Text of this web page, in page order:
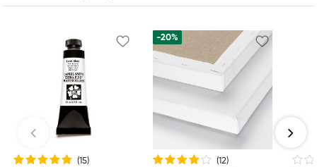
info@Faber-Castell.de
(15)
-20%
(12)